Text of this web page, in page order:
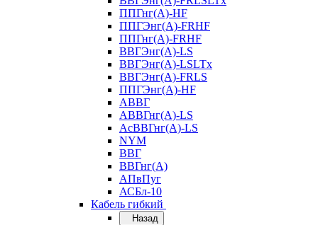
ППГнг(А)-HF
ППГЭнг(А)-FRHF
ППГнг(А)-FRHF
ВВГЭнг(А)-LS
ВВГЭнг(А)-LSLTx
ВВГЭнг(А)-FRLS
ППГЭнг(А)-HF
АВВГ
АВВГнг(А)-LS
АсВВГнг(А)-LS
NYM
ВВГ
ВВГнг(А)
АПвПуг
АСБл-10
Кабель гибкий
Назад